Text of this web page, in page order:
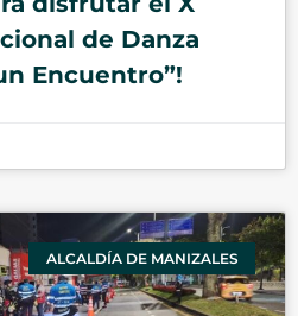
de Danza
Encuentro”!
ALCALDÍA DE MANIZALES